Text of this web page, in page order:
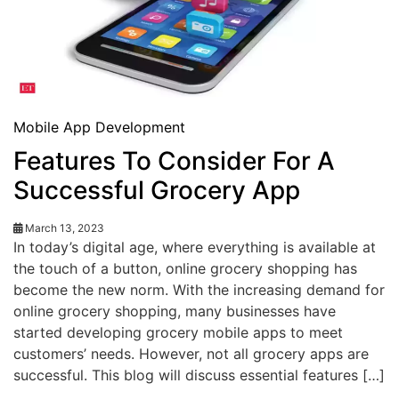
Mobile App Development
Features To Consider For A
Successful Grocery App
March 13, 2023
In today’s digital age, where everything is available at
the touch of a button, online grocery shopping has
become the new norm. With the increasing demand for
online grocery shopping, many businesses have
started developing grocery mobile apps to meet
customers’ needs. However, not all grocery apps are
successful. This blog will discuss essential features […]